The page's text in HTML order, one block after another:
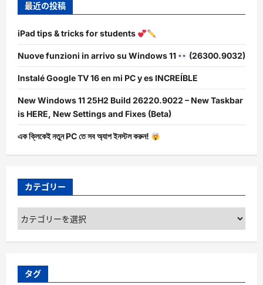
最近の投稿
iPad tips & tricks for students
Nuove funzioni in arrivo su Windows 11 (26300.9032)
Instalé Google TV 16 en mi PC y es INCREÍBLE
New Windows 11 25H2 Build 26220.9022 – New Taskbar
is HERE, New Settings and Fixes (Beta)
এক ক্লিকেই নতুন PC তে সব অ্যাপ ইনস্টল করুন!
カテゴリー
カ
テ
ゴ
ー
タグ